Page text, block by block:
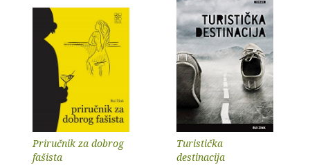
Priručnik za dobrog
fašista
Turistička
destinacija